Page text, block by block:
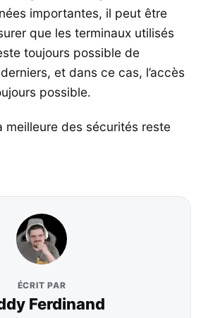
importantes, il peut être
que les terminaux utilisés
toujours possible de
et dans ce cas, l’accès
possible.
meilleure des sécurités reste
ÉCRIT PAR
Ferdinand